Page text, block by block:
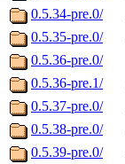
0.5.34-pre.0/
0.5.35-pre.0/
0.5.36-pre.0/
0.5.36-pre.1/
0.5.37-pre.0/
0.5.38-pre.0/
0.5.39-pre.0/